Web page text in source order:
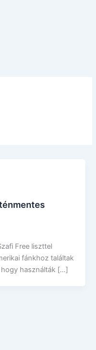
Free liszttel
fánkhoz találtak
hogy használták […]